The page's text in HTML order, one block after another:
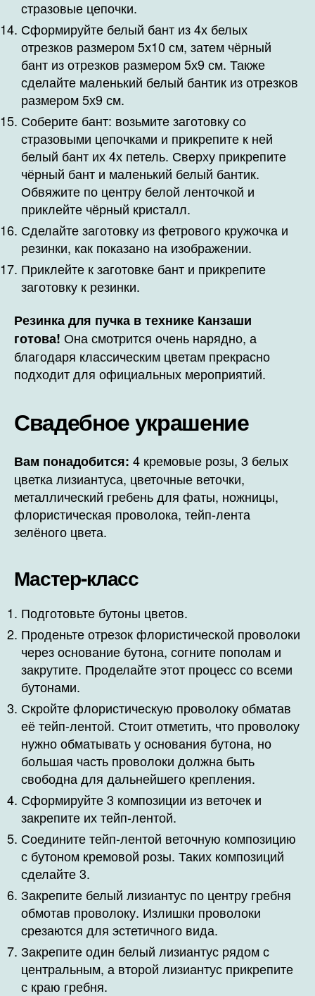
стразовые цепочки.
Сформируйте белый бант из 4х белых
отрезков размером 5х10 см, затем чёрный
бант из отрезков размером 5х9 см. Также
сделайте маленький белый бантик из отрезков
размером 5х9 см.
Соберите бант: возьмите заготовку со
стразовыми цепочками и прикрепите к ней
белый бант их 4х петель. Сверху прикрепите
чёрный бант и маленький белый бантик.
Обвяжите по центру белой ленточкой и
приклейте чёрный кристалл.
Сделайте заготовку из фетрового кружочка и
резинки, как показано на изображении.
Приклейте к заготовке бант и прикрепите
заготовку к резинки.
Резинка для пучка в технике Канзаши
готова! Она смотрится очень нарядно, а
благодаря классическим цветам прекрасно
подходит для официальных мероприятий.
Свадебное украшение
Вам понадобится: 4 кремовые розы, 3 белых
цветка лизиантуса, цветочные веточки,
металлический гребень для фаты, ножницы,
флористическая проволока, тейп-лента
зелёного цвета.
Мастер-класс
Подготовьте бутоны цветов.
Проденьте отрезок флористической проволоки
через основание бутона, согните пополам и
закрутите. Проделайте этот процесс со всеми
бутонами.
Скройте флористическую проволоку обматав
её тейп-лентой. Стоит отметить, что проволоку
нужно обматывать у основания бутона, но
большая часть проволоки должна быть
свободна для дальнейшего крепления.
Сформируйте 3 композиции из веточек и
закрепите их тейп-лентой.
Соедините тейп-лентой веточную композицию
с бутоном кремовой розы. Таких композиций
сделайте 3.
Закрепите белый лизиантус по центру гребня
обмотав проволоку. Излишки проволоки
срезаются для эстетичного вида.
Закрепите один белый лизиантус рядом с
центральным, а второй лизиантус прикрепите
с краю гребня.